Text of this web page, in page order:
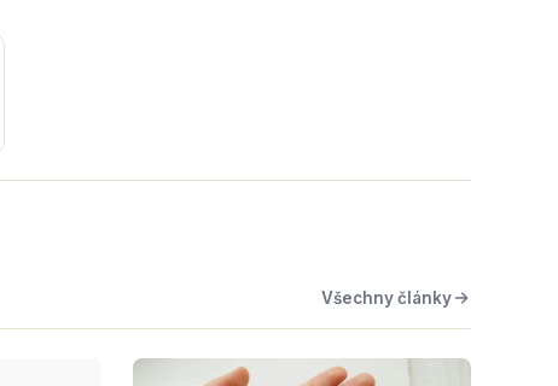
Všechny články